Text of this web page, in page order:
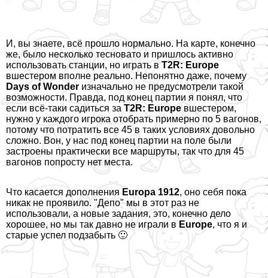
И, вы знаете, всё прошло нормально. На карте, конечно
же, было несколько тесновато и пришлось активно
использовать станции, но играть вT2R: Europe
вшестером вполне реально. Непонятно даже, почему
Days of Wonder изначально не предусмотрели такой
возможности. Правда, под конец партии я понял, что
если всё-таки садиться за T2R: Europe вшестером,
нужно у каждого игрока отобрать примерно по 5 вагонов,
потому что потратить все 45 в таких условиях довольно
сложно. Вон, у нас под конец партии на поле были
застроены пpaктически все маршруты, так что для 45
вагонов попросту нет места.
Что касается дополнения Europa 1912, оно себя пока
никак не проявило. "Депо" мы в этот раз не
использовали, а новые задания, это, конечно дело
хорошее, но мы так давно не играли в Europe, что я и
старые успел подзабыть 🙂